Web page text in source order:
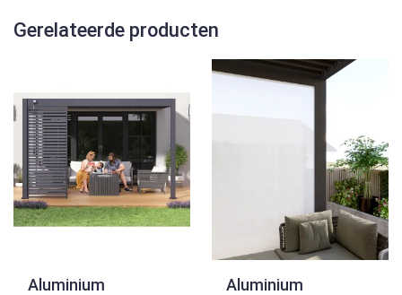
Gerelateerde producten
Aluminium
Aluminium